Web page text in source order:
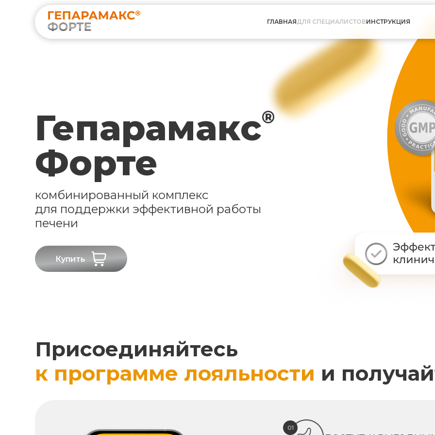
ГЛАВНАЯДЛЯ СПЕЦИАЛИСТОВИНСТРУКЦИЯ
Гепарамакс®
Форте
комбинированный комплекс
для поддержки эффективной работы
печени
Купить
Присоединяйтесь
к программе лояльности и
01